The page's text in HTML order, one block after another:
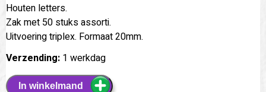
Houten letters.
Zak met 50 stuks assorti.
Uitvoering triplex. Formaat 20mm.
Verzending: 1 werkdag
In winkelmand